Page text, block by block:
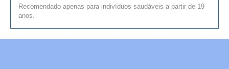
Recomendado apenas para indivíduos saudáveis a partir de 19
anos.